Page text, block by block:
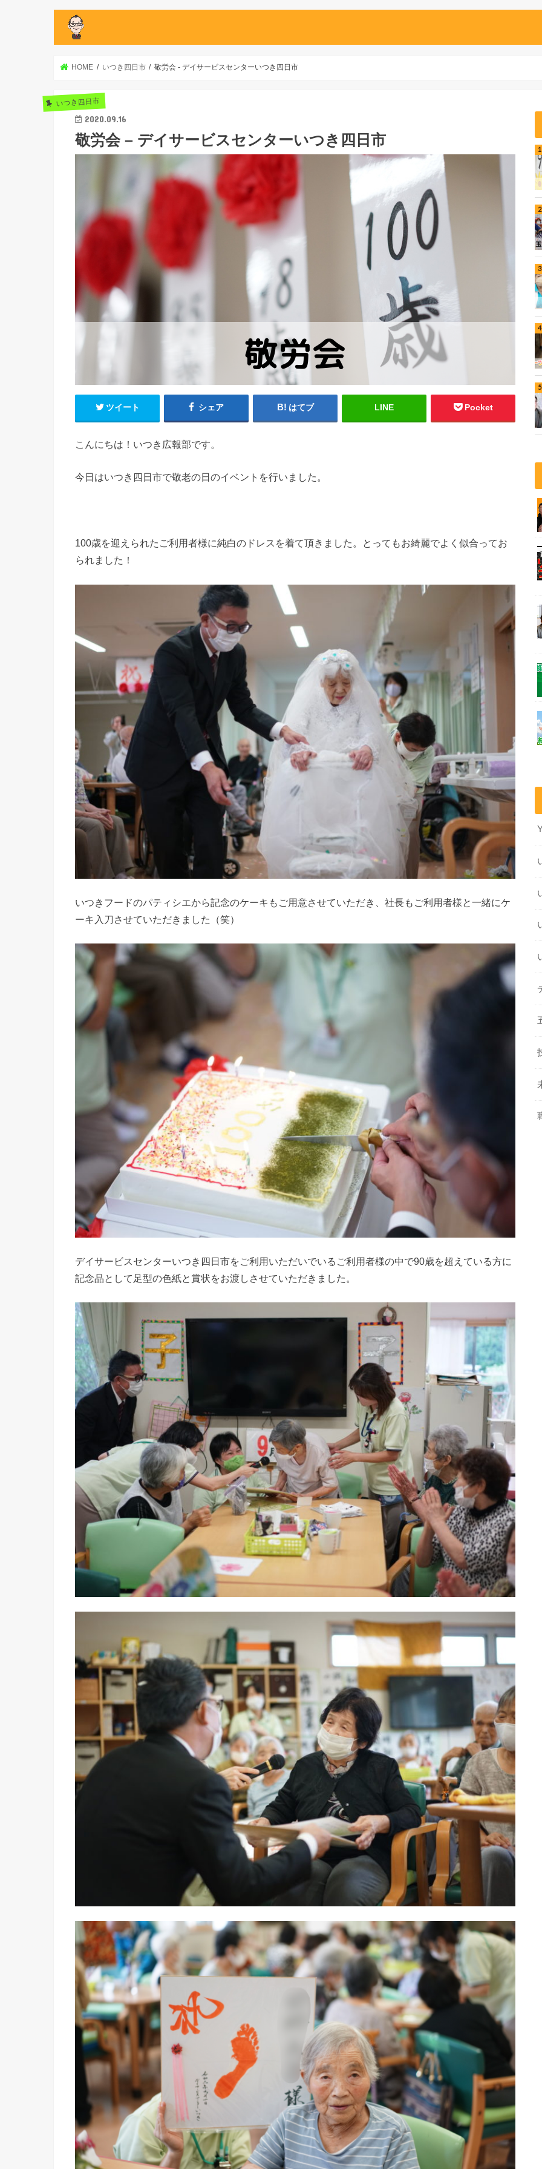
HOME いつき四日市 敬労会 - デイサービスセンターいつき四日市
いつき四日市
2020.09.16
敬労会 – デイサービスセンターいつき四日市
ツイート シェア はてブ LINE Pocket
こんにちは！いつき広報部です。
今日はいつき四日市で敬老の日のイベントを行いました。
100歳を迎えられたご利用者様に純白のドレスを着て頂きました。とってもお綺麗でよく似合ってお
られました！
いつきフードのパティシエから記念のケーキもご用意させていただき、社長もご利用者様と一緒にケ
ーキ入刀させていただきました（笑）
デイサービスセンターいつき四日市をご利用いただいでいるご利用者様の中で90歳を超えている方に
記念品として足型の色紙と賞状をお渡しさせていただきました。